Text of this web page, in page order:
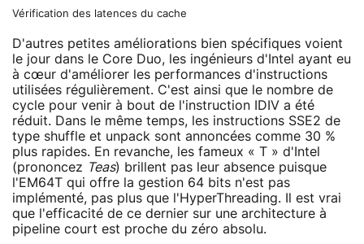
Vérification des latences du cache
D'autres petites améliorations bien spécifiques voient
le jour dans le Core Duo, les ingénieurs d'Intel ayant eu
à cœur d'améliorer les performances d'instructions
utilisées régulièrement. C'est ainsi que le nombre de
cycle pour venir à bout de l'instruction IDIV a été
réduit. Dans le même temps, les instructions SSE2 de
type shuffle et unpack sont annoncées comme 30 %
plus rapides. En revanche, les fameux « T » d'Intel
(prononcez Teas) brillent pas leur absence puisque
l'EM64T qui offre la gestion 64 bits n'est pas
implémenté, pas plus que l'HyperThreading. Il est vrai
que l'efficacité de ce dernier sur une architecture à
pipeline court est proche du zéro absolu.